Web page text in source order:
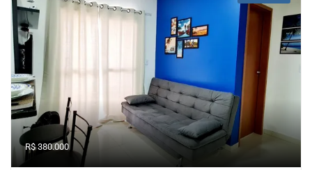
R$ 380.000